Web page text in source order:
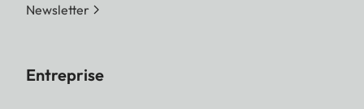
Newsletter
Entreprise